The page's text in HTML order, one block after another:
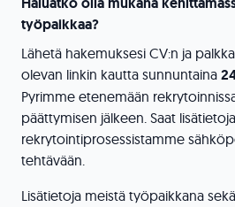
työpaikkaa?
Lähetä hakemuksesi CV:n ja
olevan linkin kautta sunnuntaina
Pyrimme etenemään
päättymisen jälkeen. Saat lisätietoja
rekrytointiprosessistamme
tehtävään.
Lisätietoja meistä työpaikkana